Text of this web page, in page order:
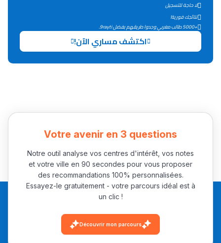
Collège au Maroc
التعليم الثانوي الإعدادي
+ de 78 Sujets
+ de 89 Interviews/Vidéos
لا حاجة للتسجيل
نتائجك فورية!
+5000 طالب مغربي وجدوا طريقهم بفضل 9rayti.
اكتشف مساري الآن!
Votre avenir en 3 questions
Notre outil analyse vos centres d'intérêt, vos notes
et votre ville en 90 secondes pour vous proposer
des recommandations 100% personnalisées.
Essayez-le gratuitement - votre parcours idéal est à
un clic !
Découvrir mon parcours